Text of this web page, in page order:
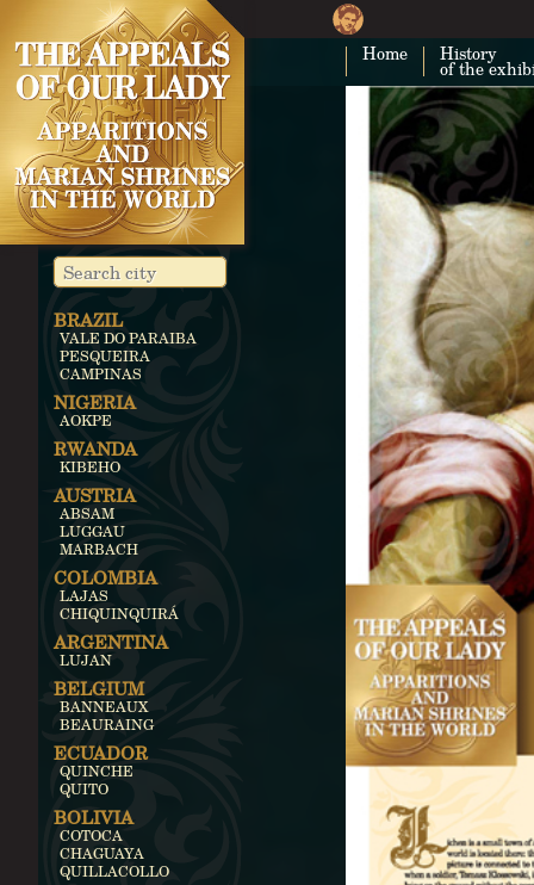
Home History
of the
BRAZIL
VALE DO PARAIBA
PESQUEIRA
CAMPINAS
NIGERIA
AOKPE
RWANDA
KIBEHO
AUSTRIA
ABSAM
LUGGAU
MARBACH
COLOMBIA
LAJAS
CHIQUINQUIRÁ
ARGENTINA
LUJAN
BELGIUM
BANNEAUX
BEAURAING
ECUADOR
QUINCHE
QUITO
BOLIVIA
COTOCA
CHAGUAYA
QUILLACOLLO